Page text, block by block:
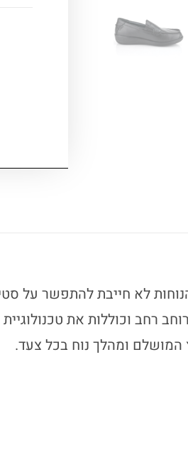
לא חייבת להתפשר על
המושלם ומהלך נוח בכל צעד.